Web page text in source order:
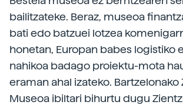
bailitzateke. Beraz, museoa
bati edo batzuei lotzea
honetan, Europan babes logistiko
nahikoa badago proiektu-mota
eraman ahal izateko. Bartzelonako
Museoa ibiltari bihurtu dugu